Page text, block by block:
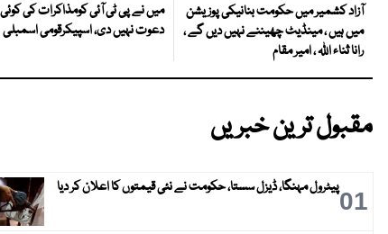
آزاد کشمیر میں حکومت بنانیکی پوزیشن
میں ہیں ، مینڈیٹ چھیننے نہیں دیں گے ،
رانا ثناء اللہ ، امیر مقام
میں نے پی ٹی آئی کومذاکرات کی کوئی
دعوت نہیں دی، اسپیکرقومی اسمبلی
مقبول ترین خبریں
01پیٹرول مہنگا، ڈیزل سستا، حکومت نے نئی قیمتوں کا اعلان کر دیا